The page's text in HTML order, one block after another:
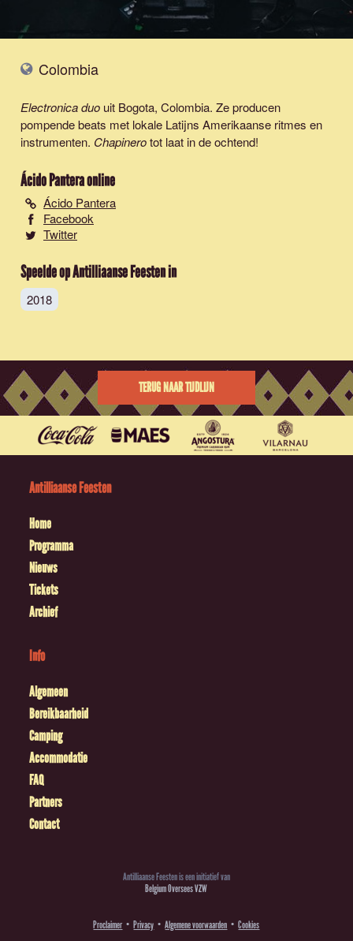
Colombia
Electronica duo uit Bogota, Colombia. Ze producen
pompende beats met lokale Latijns Amerikaanse ritmes en
instrumenten. Chapinerotot laat in de ochtend!
Ácido Panteraonline
Ácido Pantera
Facebook
Twitter
Speelde op Antilliaanse Feesten in
2018
TERUG NAAR TIJDLIJN
Antilliaanse Feesten
Home
Programma
Nieuws
Tickets
Archief
Info
Algemeen
Bereikbaarheid
Camping
Accommodatie
FAQ
Partners
Contact
Antilliaanse Feesten is een initiatief van
Belgium Oversees VZW
Proclaimer Privacy Algemene voorwaarden Cookies